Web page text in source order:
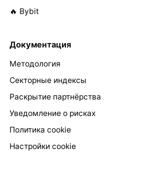
🔥 Bybit
Документация
Методология
Секторные индексы
Раскрытие партнёрства
Уведомление о рисках
Политика cookie
Настройки cookie